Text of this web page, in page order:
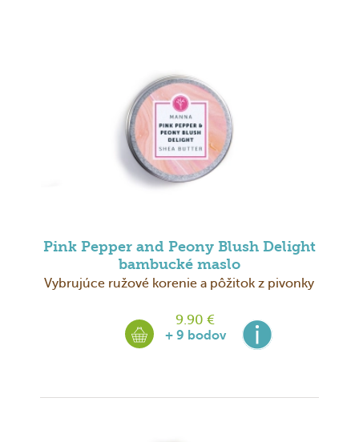
Pink Pepper and Peony Blush Delight
bambucké maslo
Vybrujúce ružové korenie a pôžitok z pivonky
9.90 €
+ 9 bodov